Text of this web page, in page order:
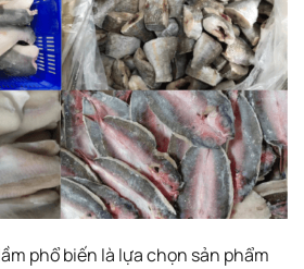
phổ biến là lựa chọn sản phẩm